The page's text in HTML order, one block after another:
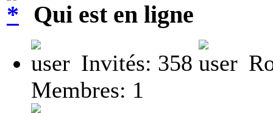
Qui est en ligne
Invités: 358
Membres: 1